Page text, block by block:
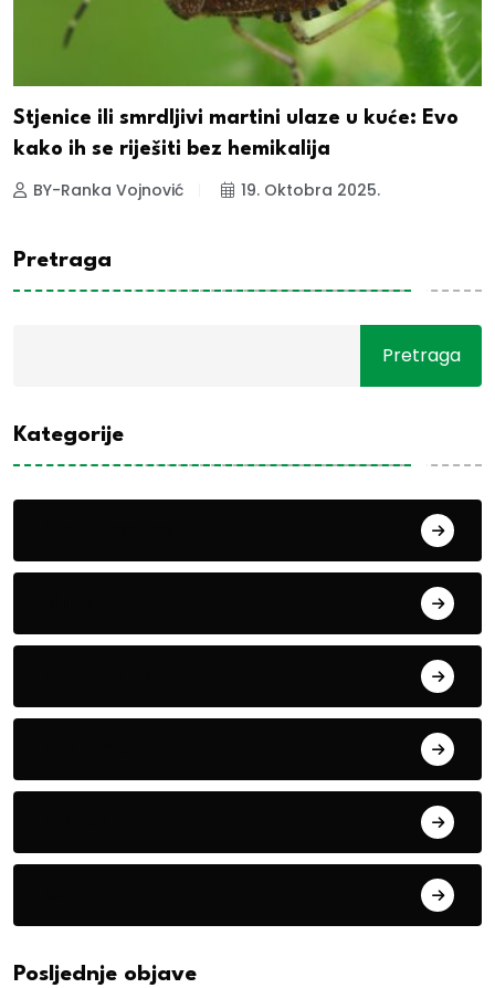
Stjenice ili smrdljivi martini ulaze u kuće: Evo
kako ih se riješiti bez hemikalija
BY-Ranka Vojnović 19. Oktobra 2025.
Pretraga
Pretraga
Kategorije
Posljednje objave